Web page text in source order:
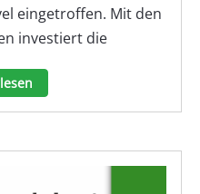
eingetroffen. Mit den
investiert die